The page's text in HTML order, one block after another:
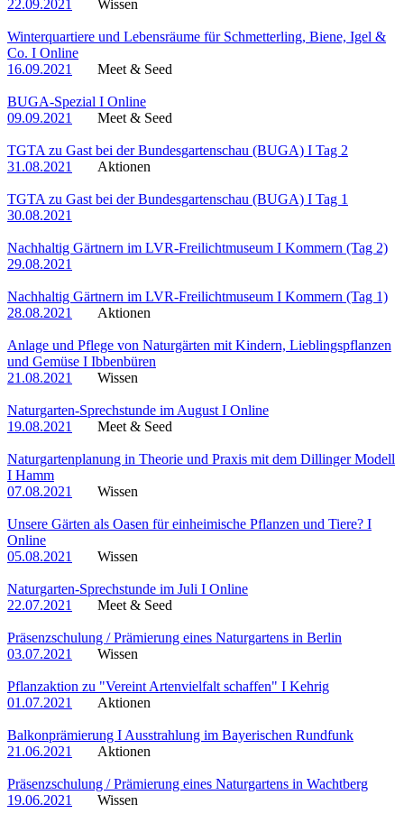
22.09.2021
Wissen
Winterquartiere und Lebensräume für Schmetterling, Biene, Igel &
Co. I Online
16.09.2021
Meet & Seed
BUGA-Spezial I Online
09.09.2021
Meet & Seed
TGTA zu Gast bei der Bundesgartenschau (BUGA) I Tag 2
31.08.2021
Aktionen
TGTA zu Gast bei der Bundesgartenschau (BUGA) I Tag 1
30.08.2021
Nachhaltig Gärtnern im LVR-Freilichtmuseum I Kommern (Tag 2)
29.08.2021
Nachhaltig Gärtnern im LVR-Freilichtmuseum I Kommern (Tag 1)
28.08.2021
Aktionen
Anlage und Pflege von Naturgärten mit Kindern, Lieblingspflanzen
und Gemüse I Ibbenbüren
21.08.2021
Wissen
Naturgarten-Sprechstunde im August I Online
19.08.2021
Meet & Seed
Naturgartenplanung in Theorie und Praxis mit dem Dillinger Modell
I Hamm
07.08.2021
Wissen
Unsere Gärten als Oasen für einheimische Pflanzen und Tiere? I
Online
05.08.2021
Wissen
Naturgarten-Sprechstunde im Juli I Online
22.07.2021
Meet & Seed
Präsenzschulung / Prämierung eines Naturgartens in Berlin
03.07.2021
Wissen
Pflanzaktion zu "Vereint Artenvielfalt schaffen" I Kehrig
01.07.2021
Aktionen
Balkonprämierung I Ausstrahlung im Bayerischen Rundfunk
21.06.2021
Aktionen
Präsenzschulung / Prämierung eines Naturgartens in Wachtberg
19.06.2021
Wissen